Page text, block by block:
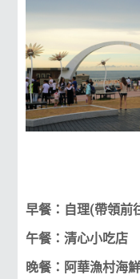
早餐：自理(帶領前
午餐：清心小吃店
晚餐：阿華漁村海